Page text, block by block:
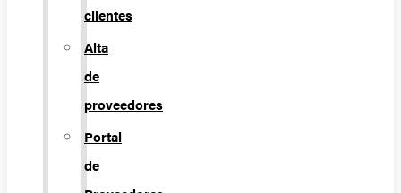
clientes
Alta
de
proveedores
Portal
de